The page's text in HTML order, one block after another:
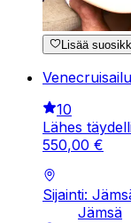
Lisää
10
Lähes
550,00 €
Sijainti:
Jämsä